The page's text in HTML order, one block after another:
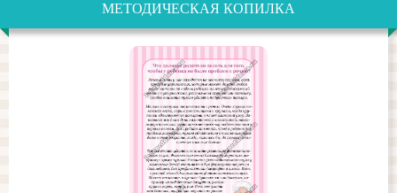
МЕТОДИЧЕСКАЯ КОПИЛКА